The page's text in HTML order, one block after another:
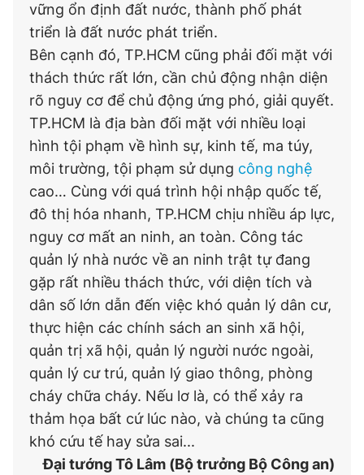
vững ổn định đất nước, thành phố phát
triển là đất nước phát triển.
Bên cạnh đó, TP.HCM cũng phải đối mặt với
thách thức rất lớn, cần chủ động nhận diện
rõ nguy cơ để chủ động ứng phó, giải quyết.
TP.HCM là địa bàn đối mặt với nhiều loại
hình tội phạm về hình sự, kinh tế, ma túy,
môi trường, tội phạm sử dụng công nghệ
cao… Cùng với quá trình hội nhập quốc tế,
đô thị hóa nhanh, TP.HCM chịu nhiều áp lực,
nguy cơ mất an ninh, an toàn. Công tác
quản lý nhà nước về an ninh trật tự đang
gặp rất nhiều thách thức, với diện tích và
dân số lớn dẫn đến việc khó quản lý dân cư,
thực hiện các chính sách an sinh xã hội,
quản trị xã hội, quản lý người nước ngoài,
quản lý cư trú, quản lý giao thông, phòng
cháy chữa cháy. Nếu lơ là, có thể xảy ra
thảm họa bất cứ lúc nào, và chúng ta cũng
khó cứu tế hay sửa sai...
Đại tướng Tô Lâm (Bộ trưởng Bộ Công an)